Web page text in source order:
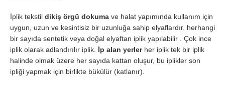
İplik tekstil dikiş örgü dokuma ve halat yapımında kullanım için
uygun, uzun ve kesintisiz bir uzunluğa sahip elyaflardır. herhangi
bir sayıda sentetik veya doğal elyaftan iplik yapılabilir . Çok ince
iplik olarak adlandırılır iplik. İp alan yerlerher iplik tek bir iplik
halinde olmak üzere her sayıda kattan oluşur, bu iplikler son
ipliği yapmak için birlikte bükülür (katlanır).